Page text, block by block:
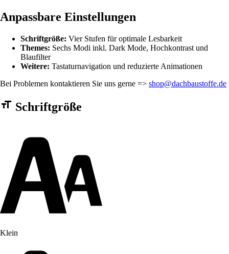
Anpassbare Einstellungen
Schriftgröße: Vier Stufen für optimale Lesbarkeit
Themes: Sechs Modi inkl. Dark Mode, Hochkontrast und
Blaufilter
Weitere: Tastaturnavigation und reduzierte Animationen
Bei Problemen kontaktieren Sie uns gerne => shop@dachbaustoffe.de
Barrierefreiheit Einstellungen Formular
Schriftgröße
Klein